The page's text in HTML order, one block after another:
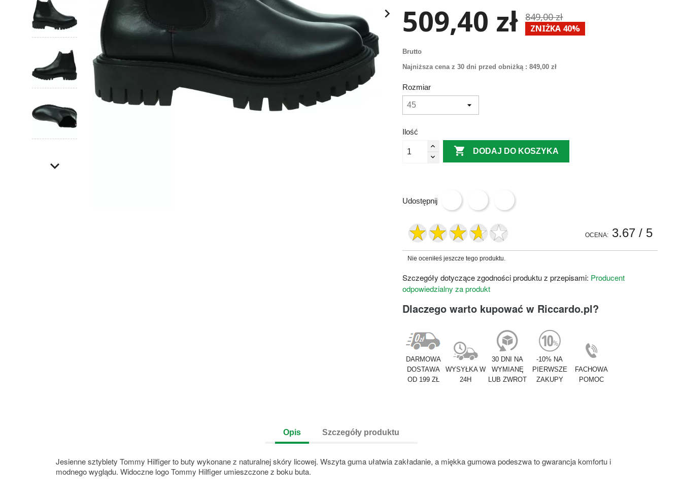
 509,40 zł 849,00 zł
ZNIŻKA 40%
Brutto
Najniższa cena z 30 dni przed obniżką : 849,00 zł
Rozmiar
Ilość
 DODAJ DO KOSZYKA
Udostępnij
OCENA: 3.67/ 5
Nie oceniłeś jeszcze tego produktu.
Szczegóły dotyczące zgodności produktu z przepisami: Producent
odpowiedzialny za produkt
Dlaczego warto kupować w Riccardo.pl?
DARMOWA
DOSTAWA
OD 199 ZŁ
WYSYŁKA W
24H
30 DNI NA
WYMIANĘ
LUB ZWROT
-10% NA
PIERWSZE
ZAKUPY
FACHOWA
POMOC
Opis Szczegóły produktu
Jesienne sztyblety Tommy Hilfiger to buty wykonane z naturalnej skóry licowej. Wszyta guma ułatwia zakładanie, a miękka gumowa podeszwa to gwarancja komfortu i
modnego wyglądu. Widoczne logo Tommy Hilfiger umieszczone z boku buta.